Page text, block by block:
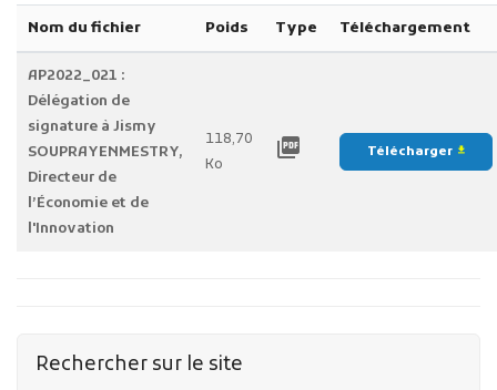
Nom du fichier Poids Type Téléchargement
AP2022_021 :
Délégation de
signature à Jismy
SOUPRAYENMESTRY,
Directeur de
l’Économie et de
l'Innovation
118,70
Ko
picture_as_pdf Télécharger file_download
Rechercher sur le site